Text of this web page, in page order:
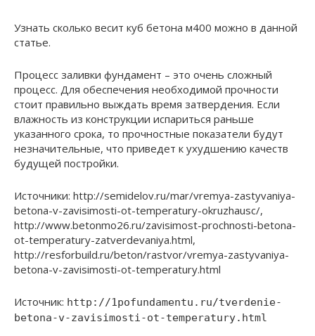
Узнать сколько весит куб бетона м400 можно в данной
статье.
Процесс заливки фундамент – это очень сложный
процесс. Для обеспечения необходимой прочности
стоит правильно выждать время затвердения. Если
влажность из конструкции испариться раньше
указанного срока, то прочностные показатели будут
незначительные, что приведет к ухудшению качеств
будущей постройки.
Источники: http://semidelov.ru/mar/vremya-zastyvaniya-
betona-v-zavisimosti-ot-temperatury-okruzhausc/,
http://www.betonmo26.ru/zavisimost-prochnosti-betona-
ot-temperatury-zatverdevaniya.html,
http://resforbuild.ru/beton/rastvor/vremya-zastyvaniya-
betona-v-zavisimosti-ot-temperatury.html
Источник: http://1pofundamentu.ru/tverdenie-
betona-v-zavisimosti-ot-temperatury.html